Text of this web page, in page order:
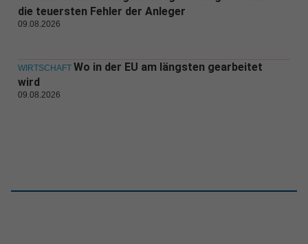
die teuersten Fehler der Anleger
09.08.2026
WIRTSCHAFT Wo in der EU am längsten gearbeitet
wird
09.08.2026